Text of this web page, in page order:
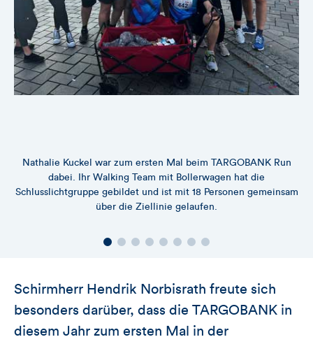
Nathalie Kuckel war zum ersten Mal beim TARGOBANK Run
dabei. Ihr Walking Team mit Bollerwagen hat die
Schlusslichtgruppe gebildet und ist mit 18 Personen gemeinsam
über die Ziellinie gelaufen.
Schirmherr Hendrik Norbisrath freute sich
besonders darüber, dass die TARGOBANK in
diesem Jahr zum ersten Mal in der